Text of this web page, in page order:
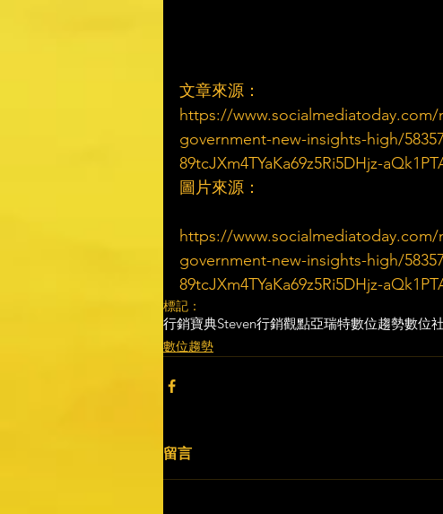
文章來源：
https://
government-new-insights-high/
89tcJXm4TYaKa69z5Ri5DHjz-
圖片來源：
https://
government-new-insights-high/
89tcJXm4TYaKa69z5Ri5DHjz-
標記：
行銷寶典Steven行銷觀點亞瑞特數位趨勢數位
數位趨勢
留言